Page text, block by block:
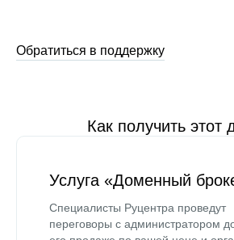
Обратиться в поддержку
Как получить этот
Услуга «Доменный
Специалисты Руцентра проведут
переговоры с администратором